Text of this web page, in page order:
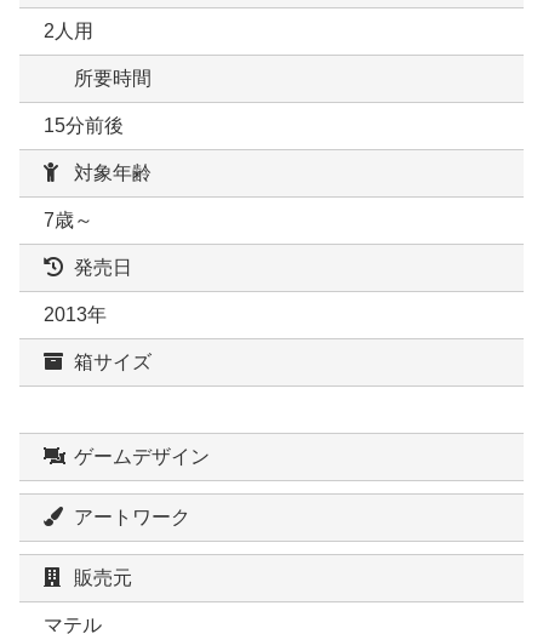
2人用
所要時間
15分前後
対象年齢
7歳～
発売日
2013年
箱サイズ
ゲームデザイン
アートワーク
販売元
マテル